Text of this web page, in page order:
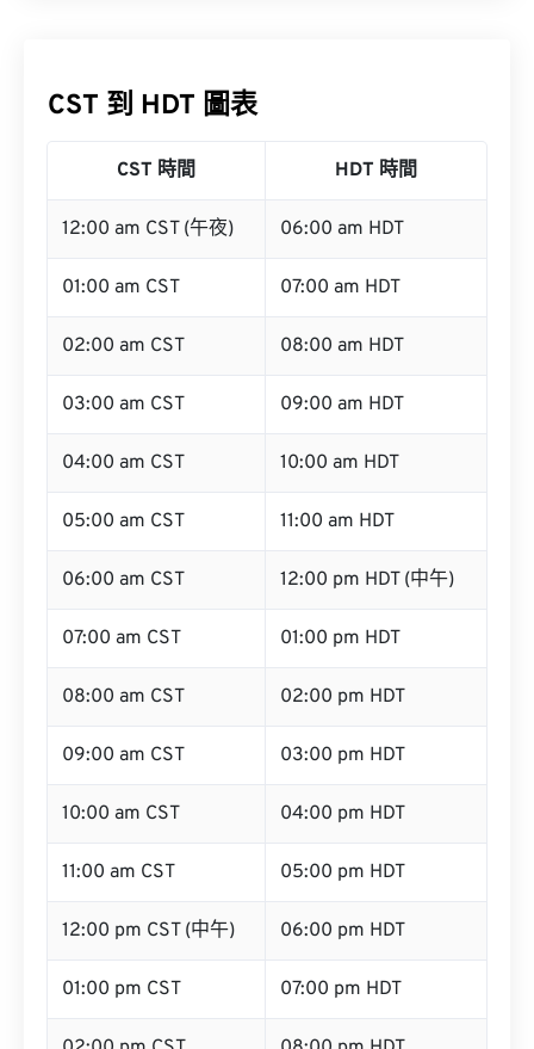
CST 到 HDT 圖表
CST 時間 HDT 時間
12:00 am CST (午夜) 06:00 am HDT
01:00 am CST 07:00 am HDT
02:00 am CST 08:00 am HDT
03:00 am CST 09:00 am HDT
04:00 am CST 10:00 am HDT
05:00 am CST 11:00 am HDT
06:00 am CST 12:00 pm HDT (中午)
07:00 am CST 01:00 pm HDT
08:00 am CST 02:00 pm HDT
09:00 am CST 03:00 pm HDT
10:00 am CST 04:00 pm HDT
11:00 am CST 05:00 pm HDT
12:00 pm CST (中午) 06:00 pm HDT
01:00 pm CST 07:00 pm HDT